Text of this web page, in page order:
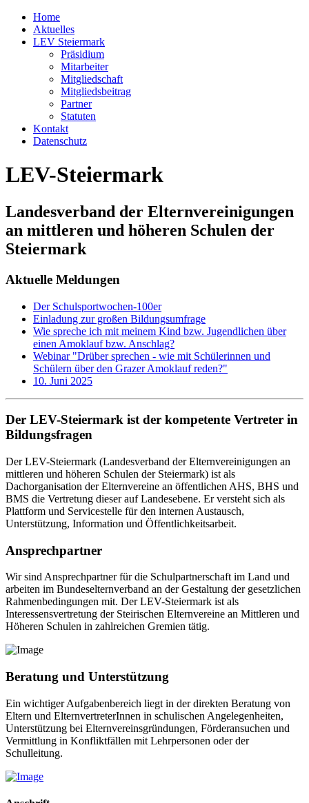
Home
Aktuelles
LEV Steiermark
Präsidium
Mitarbeiter
Mitgliedschaft
Mitgliedsbeitrag
Partner
Statuten
Kontakt
Datenschutz
LEV-Steiermark
Landesverband der Elternvereinigungen
an mittleren und höheren Schulen der
Steiermark
Aktuelle Meldungen
Der Schulsportwochen-100er
Einladung zur großen Bildungsumfrage
Wie spreche ich mit meinem Kind bzw. Jugendlichen über
einen Amoklauf bzw. Anschlag?
Webinar "Drüber sprechen - wie mit Schülerinnen und
Schülern über den Grazer Amoklauf reden?"
10. Juni 2025
Der LEV-Steiermark ist der kompetente Vertreter in
Bildungsfragen
Der LEV-Steiermark (Landesverband der Elternvereinigungen an
mittleren und höheren Schulen der Steiermark) ist als
Dachorganisation der Elternvereine an öffentlichen AHS, BHS und
BMS die Vertretung dieser auf Landesebene. Er versteht sich als
Plattform und Servicestelle für den internen Austausch,
Unterstützung, Information und Öffentlichkeitsarbeit.
Ansprechpartner
Wir sind Ansprechpartner für die Schulpartnerschaft im Land und
arbeiten im Bundeselternverband an der Gestaltung der gesetzlichen
Rahmenbedingungen mit. Der LEV-Steiermark ist als
Interessensvertretung der Steirischen Elternvereine an Mittleren und
Höheren Schulen in zahlreichen Gremien tätig.
Beratung und Unterstützung
Ein wichtiger Aufgabenbereich liegt in der direkten Beratung von
Eltern und ElternvertreterInnen in schulischen Angelegenheiten,
Unterstützung bei Elternvereinsgründungen, Förderansuchen und
Vermittlung in Konfliktfällen mit Lehrpersonen oder der
Schulleitung.